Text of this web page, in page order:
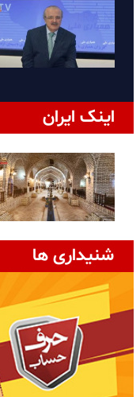
اینک ایران
شنیداری ها